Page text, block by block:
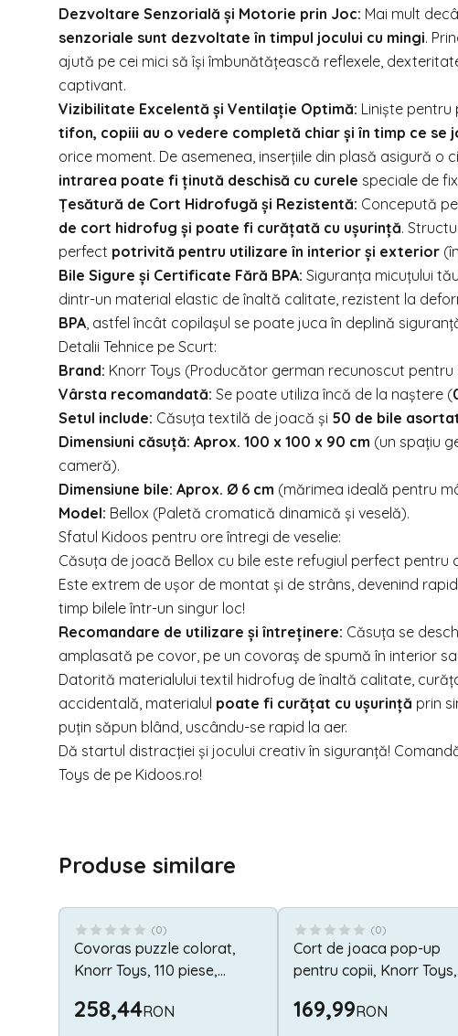
Dezvoltare Senzorială și Motorie prin Joc: Mai mult
senzoriale sunt dezvoltate în timpul jocului cu mingi.
ajută pe cei mici să își îmbunătățească reflexele,
captivant.
Vizibilitate Excelentă și Ventilație Optimă: Liniște pentru
tifon, copiii au o vedere completă chiar și în timp ce se
orice moment. De asemenea, inserțiile din plasă asigură o
intrarea poate fi ținută deschisă cu curele speciale de
Țesătură de Cort Hidrofugă și Rezistentă: Concepută
de cort hidrofug și poate fi curățată cu ușurință.
perfect potrivită pentru utilizare în interior și exterior
Bile Sigure și Certificate Fără BPA: Siguranța micuțului
dintr-un material elastic de înaltă calitate, rezistent la
BPA, astfel încât copilașul se poate juca în deplină
Detalii Tehnice pe Scurt:
Brand: Knorr Toys (Producător german recunoscut
Vârsta recomandată: Se poate utiliza încă de la naștere (
Setul include: Căsuța textilă de joacă și 50 de bile
Dimensiuni căsuță: Aprox. 100 x 100 x 90 cm (un spațiu
cameră).
Dimensiune bile: Aprox. Ø 6 cm (mărimea ideală pentru
Model: Bellox (Paletă cromatică dinamică și veselă).
Sfatul Kidoos pentru ore întregi de veselie:
Căsuța de joacă Bellox cu bile este refugiul perfect
Este extrem de ușor de montat și de strâns, devenind
timp bilele într-un singur loc!
Recomandare de utilizare și întreținere: Căsuța se
amplasată pe covor, pe un covoraș de spumă în interior
Datorită materialului textil hidrofug de înaltă calitate,
accidentală, materialul poate fi curățat cu ușurință prin
puțin săpun blând, uscându-se rapid la aer.
Dă startul distracției și jocului creativ în siguranță!
Toys de pe Kidoos.ro!
Produse similare
(0)
Covoras puzzle colorat,
Knorr Toys, 110 piese,
moale Eva, izolator si
258,44RON
(0)
Cort de joaca pop-up
pentru copii, Knorr Toys,
material hidrofug,
169,99RON